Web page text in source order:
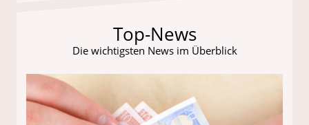
Top-News
Die wichtigsten News im Überblick